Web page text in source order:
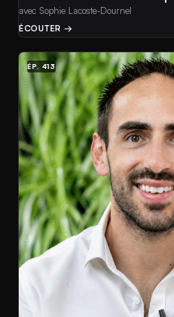
avec Sophie Lacoste-Dournel
ÉCOUTER →
ÉP. 413